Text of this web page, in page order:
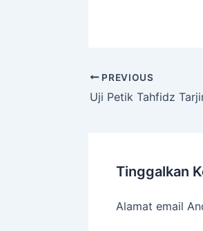
PREVIOUS
Tinggalkan
Alamat email